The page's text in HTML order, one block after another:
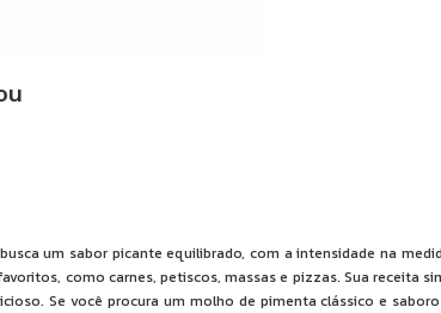
um sabor picante equilibrado, com a intensidade na
como carnes, petiscos, massas e pizzas. Sua receita
Se você procura um molho de pimenta clássico e